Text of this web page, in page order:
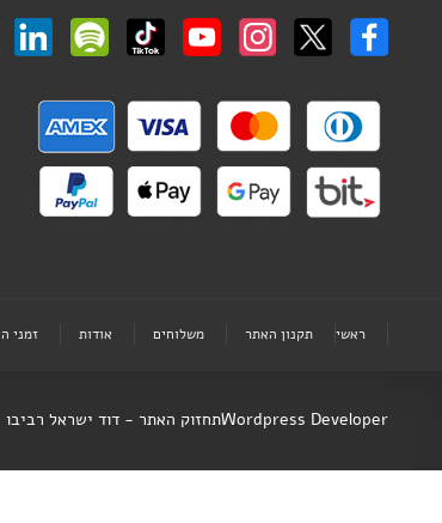
ראשי תקנון האתר משלוחים אודות זמני
Wordpress Developerתחזוק האתר - דוד ישראל רביבו